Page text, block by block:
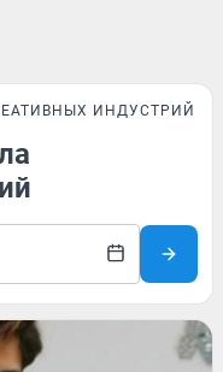
ИНДУСТРИЙ